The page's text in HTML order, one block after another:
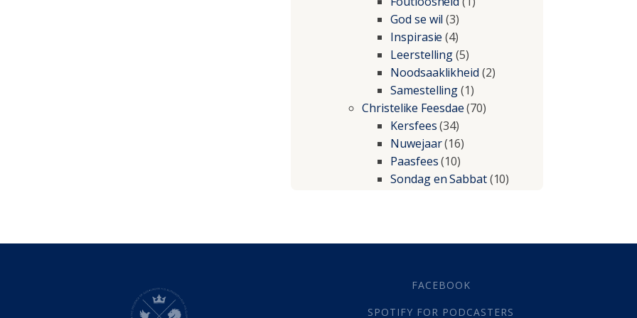
God se wil (3)
Inspirasie (4)
Leerstelling(5)
Noodsaaklikheid (2)
Samestelling(1)
Christelike Feesdae(70)
Kersfees(34)
Nuwejaar(16)
Paasfees(10)
Sondag en Sabbat(10)
Geestelike Groei
FACEBOOK
SPOTIFY FOR PODCASTERS